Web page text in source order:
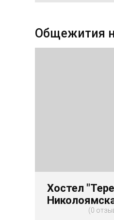
Общежития
Хостел
0